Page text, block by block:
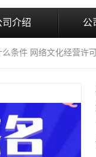
司介绍 公
条件 网络文化经营许